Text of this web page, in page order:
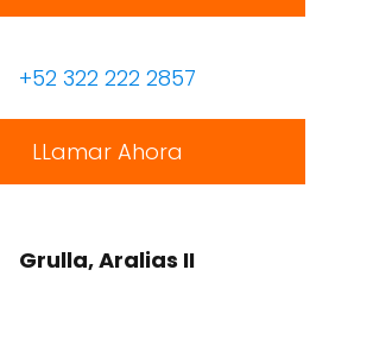
+52 322 222 2857
LLamar Ahora
Grulla, Aralias II